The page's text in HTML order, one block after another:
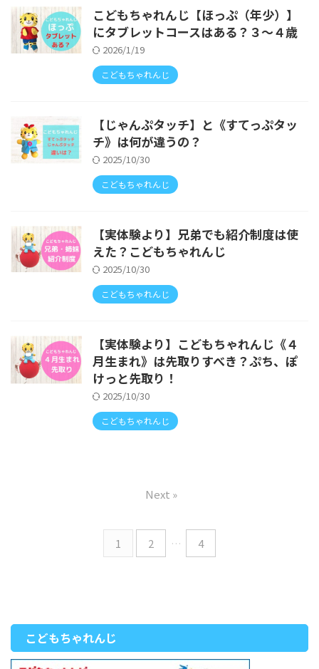
こどもちゃれんじ【ほっぷ（年少）】
にタブレットコースはある？３〜４歳
2026/1/19
こどもちゃれんじ
【じゃんぷタッチ】と《すてっぷタッ
チ》は何が違うの？
2025/10/30
こどもちゃれんじ
【実体験より】兄弟でも紹介制度は使
えた？こどもちゃれんじ
2025/10/30
こどもちゃれんじ
【実体験より】こどもちゃれんじ《４
月生まれ》は先取りすべき？ぷち、ぽ
けっと先取り！
2025/10/30
こどもちゃれんじ
1 2 … 4
Next »
こどもちゃれんじ